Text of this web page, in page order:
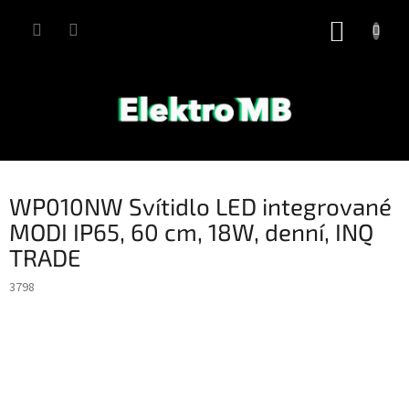
WP010NW Svítidlo LED integrované
MODI IP65, 60 cm, 18W, denní, INQ
TRADE
3798